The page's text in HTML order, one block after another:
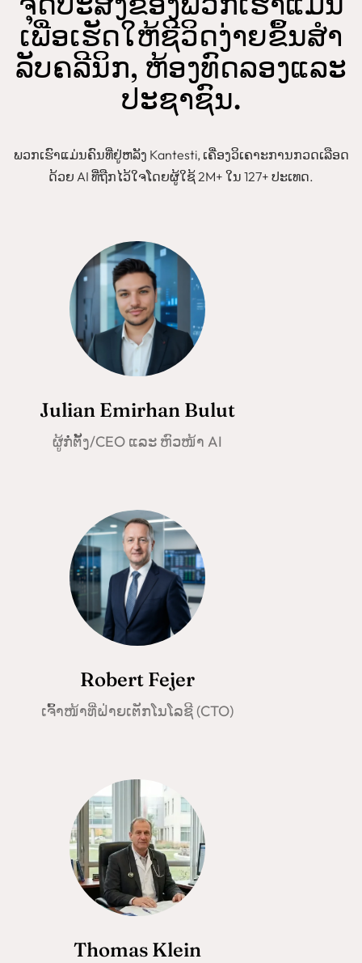
ເພື່ອເຮັດໃຫ້ຊີວິດງ່າຍຂຶ້ນສໍາ
ລັບຄລີນິກ, ຫ້ອງທົດລອງແລະ
ປະຊາຊົນ.
ພວກເຮົາແມ່ນຄົນທີ່ຢູ່ຫລັງ Kantesti, ເຄື່ອງວິເຄາະການກວດເລືອດ
ດ້ວຍ AI ທີ່ຖືກໄວ້ໃຈໂດຍຜູ້ໃຊ້ 2M+ ໃນ 127+ ປະເທດ.
Julian Emirhan Bulut
ຜູ້ກໍ່ຕັ້ງ/CEO ແລະ ຫົວໜ້າ AI
Robert Fejer
ເຈົ້າໜ້າທີ່ຝ່າຍເຕັກໂນໂລຊີ (CTO)
Thomas Klein